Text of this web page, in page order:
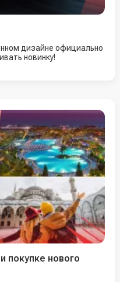
дизайне официально
новинку!
покупке нового